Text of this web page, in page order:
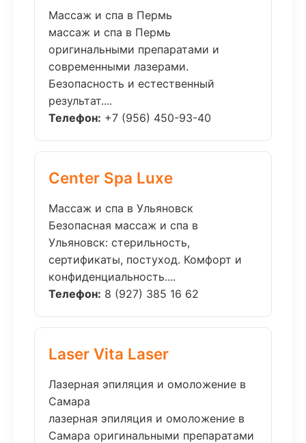
Массаж и спа в Пермь
массаж и спа в Пермь
оригинальными препаратами и
современными лазерами.
Безопасность и естественный
результат....
Телефон: +7 (956) 450-93-40
Center Spa Luxe
Массаж и спа в Ульяновск
Безопасная массаж и спа в
Ульяновск: стерильность,
сертификаты, постуход. Комфорт и
конфиденциальность....
Телефон: 8 (927) 385 16 62
Laser Vita Laser
Лазерная эпиляция и омоложение в
Самара
лазерная эпиляция и омоложение в
Самара оригинальными препаратами